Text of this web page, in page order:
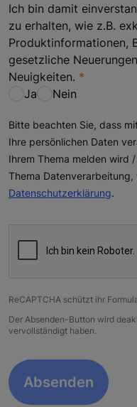
Ich bin damit
zu erhalten, wie z.B.
Produktinformationen,
gesetzliche
Neuigkeiten.
Ja
Nein
Bitte beachten Sie, dass
Ihre persönlichen Daten
Ihrem Thema melden wird
Thema
Datenschutzerklärung.
ReCAPTCHA schützt ihr
Der Absenden-Button wird
vervollständigt haben.